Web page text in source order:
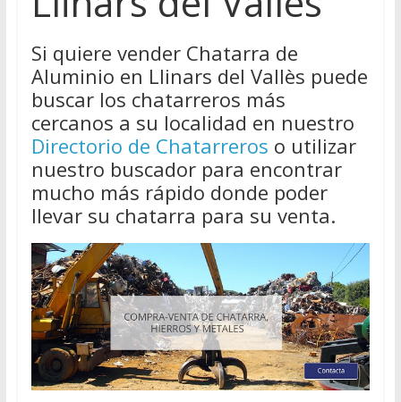
Si quiere vender Chatarra de
Aluminio en Llinars del Vallès puede
buscar los chatarreros más
cercanos a su localidad en nuestro
Directorio de Chatarreros o utilizar
nuestro buscador para encontrar
mucho más rápido donde poder
llevar su chatarra para su venta.